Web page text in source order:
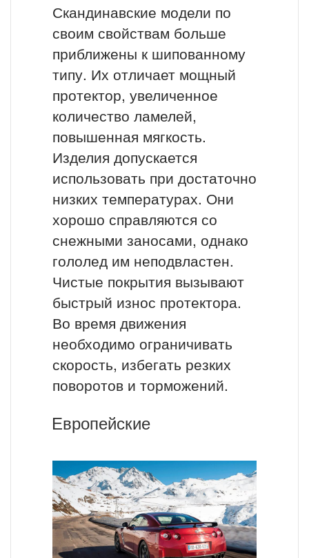
Скандинавские модели по
своим свойствам больше
приближены к шипованному
типу. Их отличает мощный
протектор, увеличенное
количество ламелей,
повышенная мягкость.
Изделия допускается
использовать при достаточно
низких температурах. Они
хорошо справляются со
снежными заносами, однако
гололед им неподвластен.
Чистые покрытия вызывают
быстрый износ протектора.
Во время движения
необходимо ограничивать
скорость, избегать резких
поворотов и торможений.
Европейские